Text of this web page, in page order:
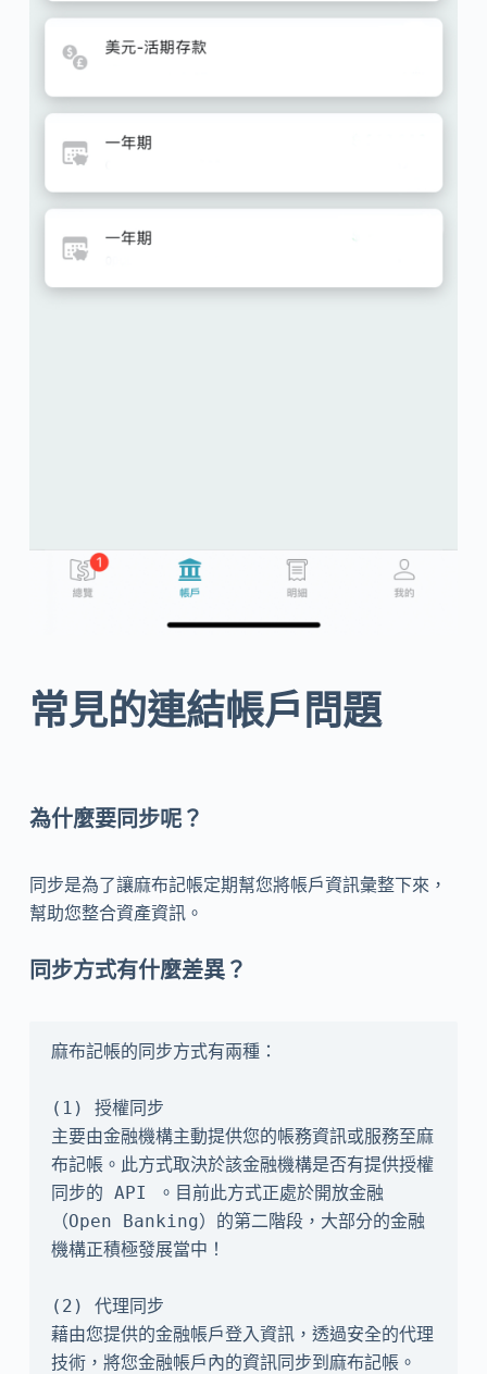
常見的連結帳戶問題
為什麼要同步呢？
同步是為了讓麻布記帳定期幫您將帳戶資訊彙整下來，
幫助您整合資產資訊。
同步方式有什麼差異？
麻布記帳的同步方式有兩種：
(1) 授權同步
主要由金融機構主動提供您的帳務資訊或服務至麻
布記帳。此方式取決於該金融機構是否有提供授權
同步的 API 。目前此方式正處於開放金融
（Open Banking）的第二階段，大部分的金融
機構正積極發展當中！
(2) 代理同步
藉由您提供的金融帳戶登入資訊，透過安全的代理
技術，將您金融帳戶內的資訊同步到麻布記帳。